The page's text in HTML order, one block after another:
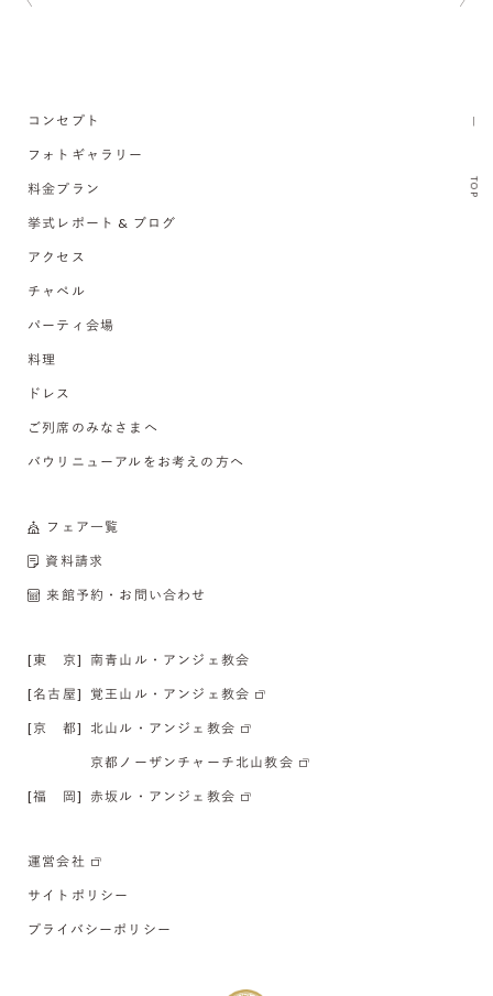
TOP
コンセプト
フォトギャラリー
料金プラン
挙式レポート & ブログ
アクセス
チャペル
パーティ会場
料理
ドレス
ご列席のみなさまへ
バウリニューアルをお考えの方へ
フェア一覧
資料請求
来館予約・お問い合わせ
[東 京] 南青山ル・アンジェ教会
[名古屋] 覚王山ル・アンジェ教会
[京 都] 北山ル・アンジェ教会
京都ノーザンチャーチ北山教会
[福 岡] 赤坂ル・アンジェ教会
運営会社
サイトポリシー
プライバシーポリシー